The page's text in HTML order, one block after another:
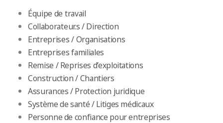
Équipe de travail
Collaborateur.s / Direction
Entreprises / Organisations
Entreprises familiales
Remise / Reprises d’exploitations
Construction / Chantiers
Assurances / Protection juridique
Système de santé / Litiges médicaux
Personne de confiance pour entreprises